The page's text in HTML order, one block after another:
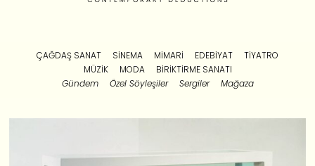
ÇAĞDAŞ SANAT SINEMA MIMARI EDEBIYAT
TIYATRO
MÜZIK
MODA
BIRIKTIRME SANATI
Gündem
Özel Söyleşiler Sergiler Mağaza